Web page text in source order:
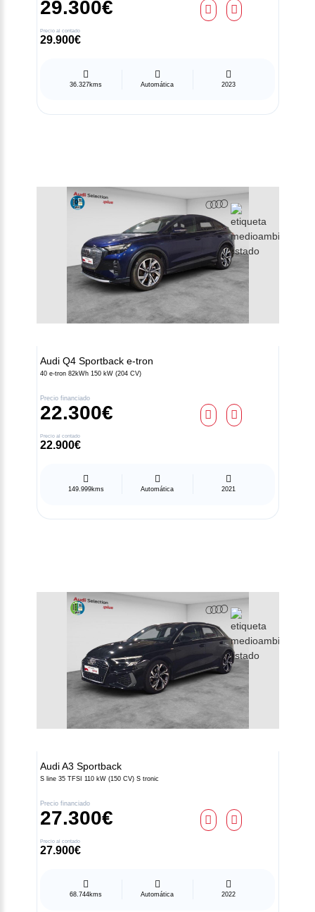
29.300€
Precio al contado
29.900€
36.327kms Automática 2023
Audi Q4 Sportback e-tron
40 e-tron 82kWh 150 kW (204 CV)
Precio financiado
22.300€
Precio al contado
22.900€
149.999kms Automática 2021
AudiA3 Sportback
S line 35 TFSI 110 kW (150 CV) S tronic
Precio financiado
27.300€
Precio al contado
27.900€
68.744kms Automática 2022